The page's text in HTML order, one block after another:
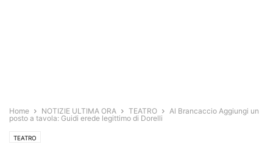
Home NOTIZIE ULTIMA ORA TEATRO
Al Brancaccio Aggiungi un
posto a tavola: Guidi erede legittimo di Dorelli
TEATRO